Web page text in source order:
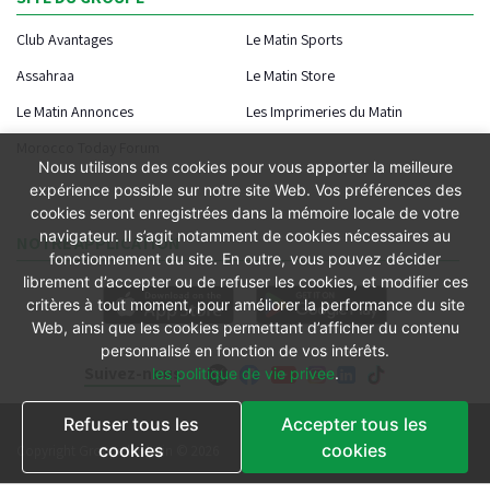
Suivez-nous
Club Avantages
Le Matin Sports
Assahraa
Le Matin Store
Le Matin Annonces
Les Imprimeries du Matin
NOTRE APPLICATION
Copyright Groupe le Matin © 2026
Conditions générales
Conditions de vente
Nous utilisons des cookies pour vous apporter la meilleure
expérience possible sur notre site Web. Vos préférences des
cookies seront enregistrées dans la mémoire locale de votre
navigateur. Il s’agit notamment de cookies nécessaires au
fonctionnement du site. En outre, vous pouvez décider
librement d’accepter ou de refuser les cookies, et modifier ces
critères à tout moment, pour améliorer la performance du site
Web, ainsi que les cookies permettant d’afficher du contenu
personnalisé en fonction de vos intérêts.
les politique de vie privee.
Refuser tous les
cookies
Accepter tous les
cookies